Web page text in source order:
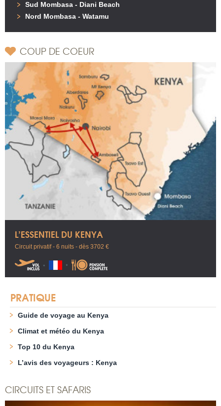
Sud Mombasa - Diani Beach
Nord Mombasa - Watamu
COUP DE COEUR
L’ESSENTIEL DU KENYA
Circuit privatif - 6 nuits - dès 3702 €
PRATIQUE
Guide de voyage au Kenya
Climat et météo du Kenya
Top 10 du Kenya
L’avis des voyageurs : Kenya
CIRCUITS ET SAFARIS